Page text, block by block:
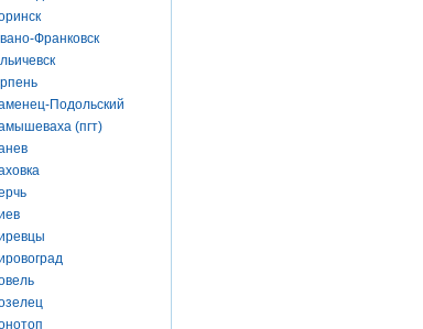
Франковск
Подольский
(пгт)